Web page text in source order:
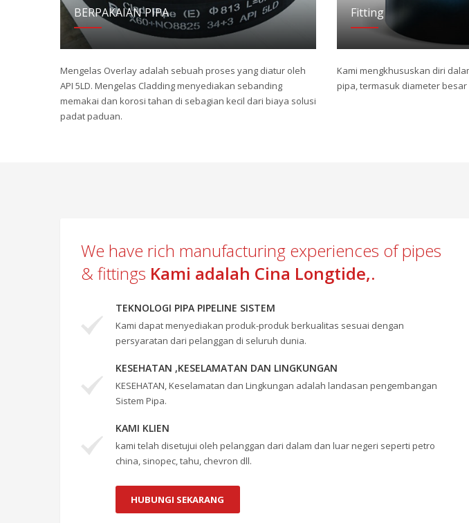
BERPAKAIAN PIPA
Mengelas Overlay adalah sebuah proses yang diatur oleh
API 5LD. Mengelas Cladding menyediakan sebanding
memakai dan korosi tahan di sebagian kecil dari biaya solusi
padat paduan.
Fitting
Kami mengkhususkan diri
pipa, termasuk diameter besar
We have rich manufacturing experiences of pipes
& fittings Kami adalah Cina Longtide,.
TEKNOLOGI PIPA PIPELINE SISTEM
Kami dapat menyediakan produk-produk berkualitas sesuai dengan
persyaratan dari pelanggan di seluruh dunia.
KESEHATAN ,KESELAMATAN DAN LINGKUNGAN
KESEHATAN, Keselamatan dan Lingkungan adalah landasan pengembangan
Sistem Pipa.
KAMI KLIEN
kami telah disetujui oleh pelanggan dari dalam dan luar negeri seperti petro
china, sinopec, tahu, chevron dll.
HUBUNGI SEKARANG